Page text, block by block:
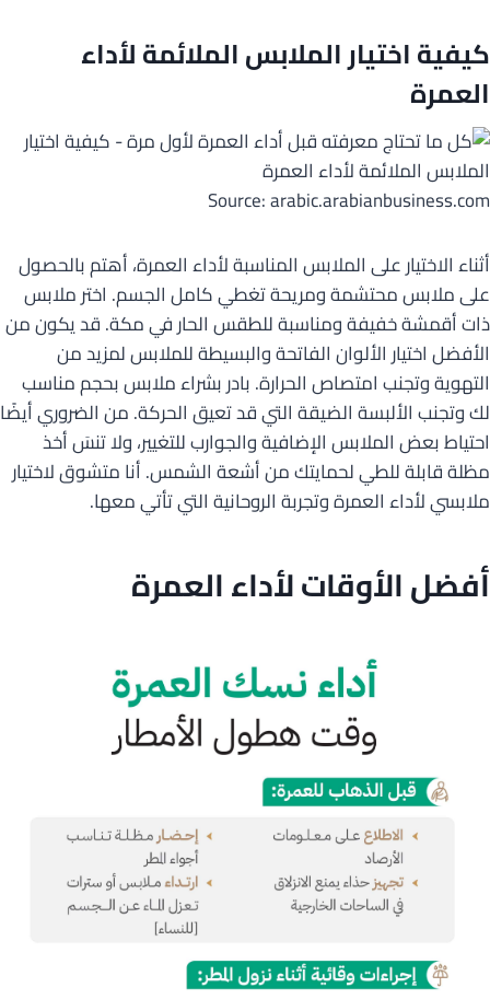
كيفية اختيار الملابس الملائمة لأداء
العمرة
Source: arabic.arabianbusiness.com
أثناء الاختيار على الملابس المناسبة لأداء العمرة، أهتم بالحصول
على ملابس محتشمة ومريحة تغطي كامل الجسم. اختر ملابس
ذات أقمشة خفيفة ومناسبة للطقس الحار في مكة. قد يكون من
الأفضل اختيار الألوان الفاتحة والبسيطة للملابس لمزيد من
التهوية وتجنب امتصاص الحرارة. بادر بشراء ملابس بحجم مناسب
لك وتجنب الألبسة الضيقة التي قد تعيق الحركة. من الضروري أيضًا
احتياط بعض الملابس الإضافية والجوارب للتغيير، ولا تنسَ أخذ
مظلة قابلة للطي لحمايتك من أشعة الشمس. أنا متشوق لاختيار
ملابسي لأداء العمرة وتجربة الروحانية التي تأتي معها.
أفضل الأوقات لأداء العمرة